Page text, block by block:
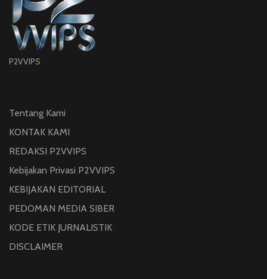
P2VVIPS
Tentang Kami
KONTAK KAMI
REDAKSI P2VVIPS
Kebijakan Privasi P2VVIPS
KEBIJAKAN EDITORIAL
PEDOMAN MEDIA SIBER
KODE ETIK JURNALISTIK
DISCLAIMER